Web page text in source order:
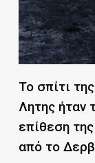
Το σπίτι
Λητης ήταν
επίθεση
από το